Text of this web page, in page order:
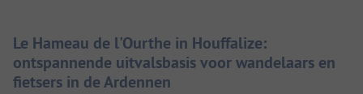
Le Hameau de l'Ourthe in Houffalize:
ontspannende uitvalsbasis voor wandelaars en
fietsers in de Ardennen